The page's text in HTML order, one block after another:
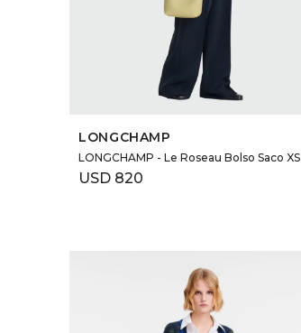
SELECCIONAR TALLE
LONGCHAMP
LONGCHAMP - Le Roseau Bolso Saco XS
USD 820